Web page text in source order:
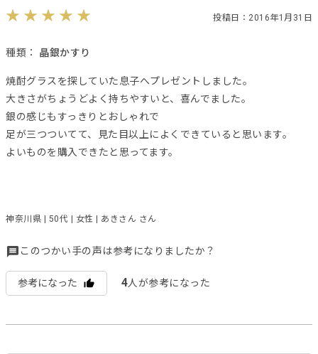
投稿日：2016年1月31日
種類： 晶銀かすり
焼酎グラスを探していた息子へプレゼントしました。
大きさがちょうどよく持ちやすいと、喜んでました。
銀の感じもすっきりとおしゃれで
足が三つついてて、見た目以上によくできていると思います。
よいものを購入できたと思ってます。
神奈川県 | 50代 | 女性 | あきさん さん
このつかい手の声は参考になりましたか？
参考になった 4人が参考になった